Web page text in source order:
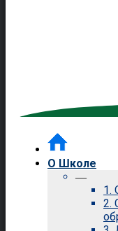
О Школе
—
1.
2.